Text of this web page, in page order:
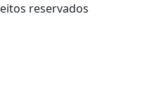
reservados